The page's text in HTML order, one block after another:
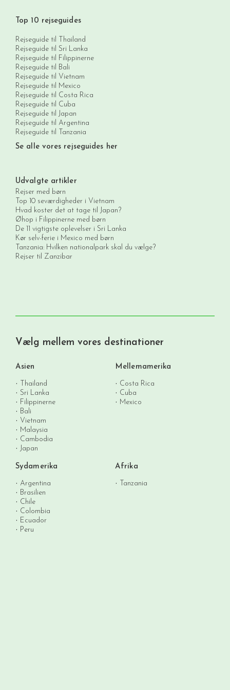
Top 10 rejseguides
Rejseguide til Thailand
Rejseguide til Sri Lanka
Rejseguide til Filippinerne
Rejseguide til Bali
Rejseguide til Vietnam
Rejseguide til Mexico
Rejseguide til Costa Rica
Rejseguide til Cuba
Rejseguide til Japan
Rejseguide til Argentina
Rejseguide til Tanzania
Se alle vores rejseguides her
Udvalgte artikler
Rejser med børn
Top 10 seværdigheder i Vietnam
Hvad koster det at tage til Japan?
Øhop i Filippinerne med børn
De 11 vigtigste oplevelser i Sri Lanka
Kør selv-ferie i Mexico med børn
Tanzania: Hvilken nationalpark skal du vælge?
Rejser til Zanzibar
Vælg mellem vores destinationer
Asien
Thailand
Sri Lanka
Filippinerne
Bali
Vietnam
Malaysia
Cambodia
Japan
Mellemamerika
Costa Rica
Cuba
Mexico
Sydamerika
Argentina
Brasilien
Chile
Colombia
Ecuador
Peru
Afrika
Tanzania